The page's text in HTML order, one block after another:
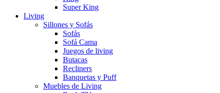
Super King
Living
Sillones y Sofás
Sofás
Sofá Cama
Juegos de living
Butacas
Recliners
Banquetas y Puff
Muebles de Living